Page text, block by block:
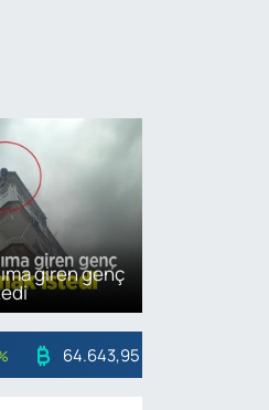
giren genç
64.643,95